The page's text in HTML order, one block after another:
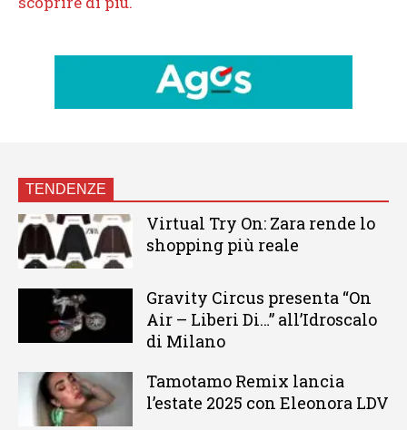
TENDENZE
Virtual Try On: Zara rende lo
shopping più reale
Gravity Circus presenta “On
Air – Liberi Di…” all’Idroscalo
di Milano
Tamotamo Remix lancia
l’estate 2025 con Eleonora LDV